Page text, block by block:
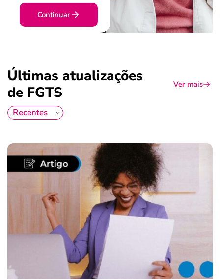
Continuar
Últimas atualizações
de FGTS
Ver mais